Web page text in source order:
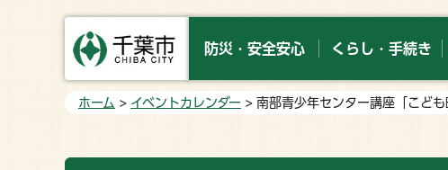
防災・安全安心 くらし・手続き
ホーム > イベントカレンダー > 南部青少年センター講座「こども